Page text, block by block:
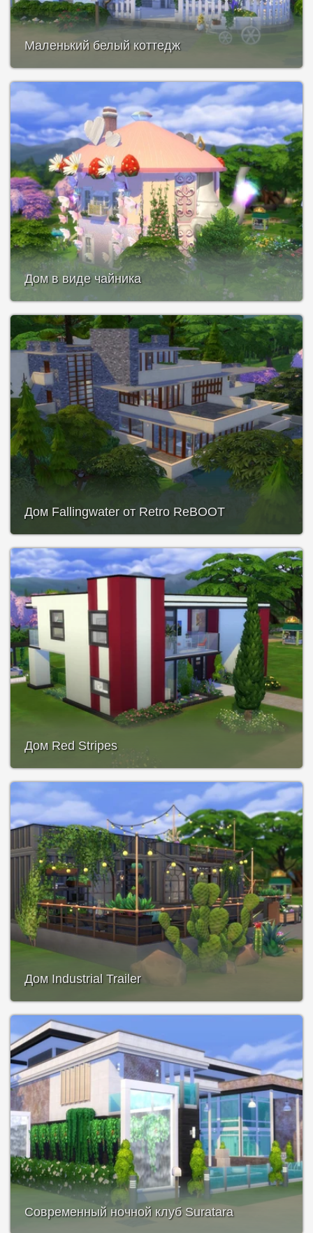
Маленький белый коттедж
Дом в виде чайника
Дом Fallingwater от Retro ReBOOT
Дом Red Stripes
Дом Industrial Trailer
Современный ночной клуб Suratara